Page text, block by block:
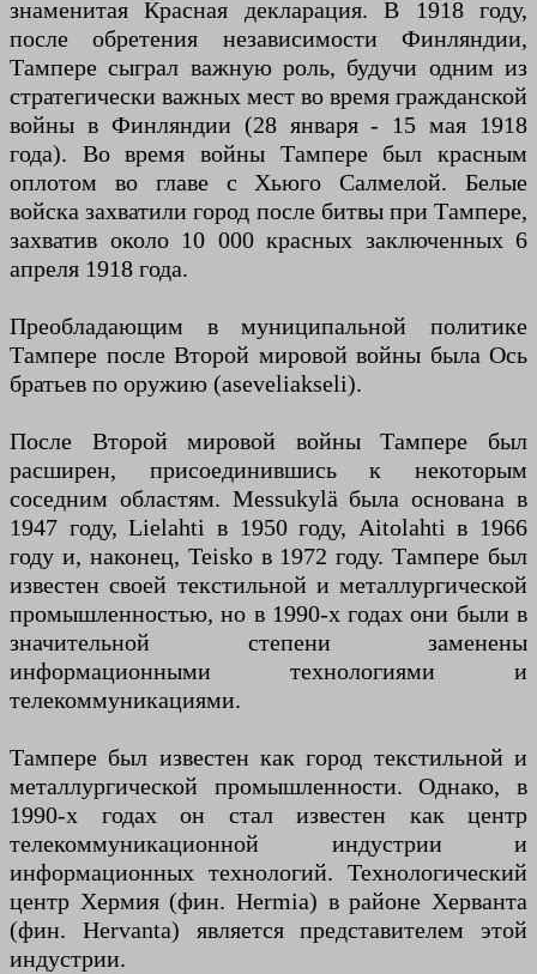
знаменитая Красная декларация. В 1918 году,
после обретения независимости Финляндии,
Тампере сыграл важную роль, будучи одним из
стратегически важных мест во время гражданской
войны в Финляндии (28 января - 15 мая 1918
года). Во время войны Тампере был красным
оплотом во главе с Хьюго Салмелой. Белые
войска захватили город после битвы при Тампере,
захватив около 10 000 красных заключенных 6
апреля 1918 года.
Преобладающим в муниципальной политике
Тампере после Второй мировой войны была Ось
братьев по оружию (aseveliakseli).
После Второй мировой войны Тампере был
расширен, присоединившись к некоторым
соседним областям. Messukylä была основана в
1947 году, Lielahti в 1950 году, Aitolahti в 1966
году и, наконец, Teisko в 1972 году. Тампере был
известен своей текстильной и металлургической
промышленностью, но в 1990-х годах они были в
значительной степени заменены
информационными технологиями и
телекоммуникациями.
Тампере был известен как город текстильной и
металлургической промышленности. Однако, в
1990-х годах он стал известен как центр
телекоммуникационной индустрии и
информационных технологий. Технологический
центр Хермия (фин. Hermia) в районе Херванта
(фин. Hervanta) является представителем этой
индустрии.